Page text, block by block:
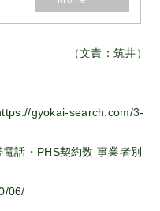
（文責：筑井）
gyokai-search.com/3-
話・PHS契約数 事業者別
06/